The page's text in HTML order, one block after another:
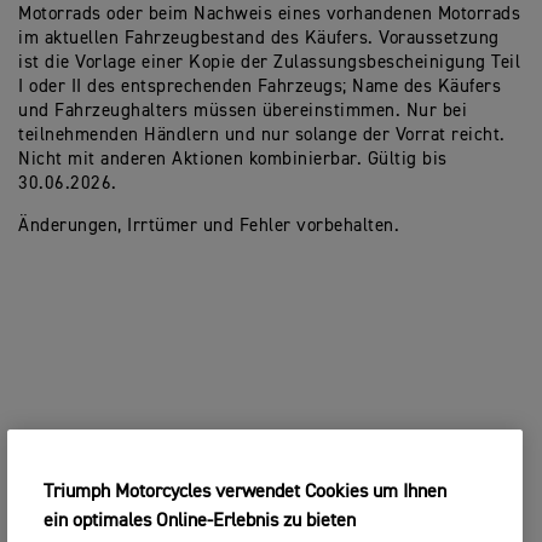
Motorrads oder beim Nachweis eines vorhandenen Motorrads
im aktuellen Fahrzeugbestand des Käufers. Voraussetzung
ist die Vorlage einer Kopie der Zulassungsbescheinigung Teil
I oder II des entsprechenden Fahrzeugs; Name des Käufers
und Fahrzeughalters müssen übereinstimmen. Nur bei
teilnehmenden Händlern und nur solange der Vorrat reicht.
Nicht mit anderen Aktionen kombinierbar. Gültig bis
30.06.2026.
Änderungen, Irrtümer und Fehler vorbehalten.
Triumph Motorcycles verwendet Cookies um Ihnen
ein optimales Online-Erlebnis zu bieten